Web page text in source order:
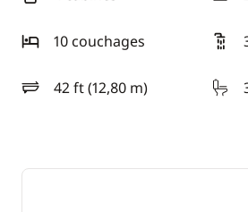
10 couchages
42 ft (12,80 m)
longueur